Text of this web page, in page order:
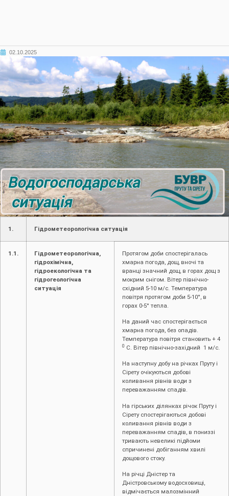
02.10.2025
1. Гідрометеорологічна ситуація
1.1.
Гідрометеорологічна,
гідрохімічна,
гідроекологічна та
гідрогеологічна
ситуація
Протягом доби спостерігалась
хмарна погода, дощ, вночі та
вранці значний дощ, в горах дощ з
мокрим снігом. Вітер північно-
східний 5-10 м/с. Температура
повітря протягом доби 5-10°, в
горах 0-5° тепла.
На даний час спостерігається
хмарна погода, без опадів.
Температура повітря становить + 4
0 С. Вітер північно-західний 1 м/с.
На наступну добу на річках Пруту і
Сірету очікуються добові
коливання рівнів води з
переважанням спадів.
На гірських ділянках річок Пруту і
Сірету спостерігаються добові
коливання рівнів води з
переважанням спадів, в пониззі
тривають невеликі підйоми
спричинені добіганням хвилі
дощового стоку.
На річці Дністер та
Дністровському водосховищі,
відмічається малозмінний